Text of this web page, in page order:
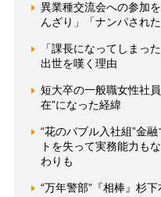
異業種交流会への参加
んざり」「ナンパされた
「課長になってしまっ
出世を嘆く理由
短大卒の一般職女性社
在”になった経緯
“花のバブル入社組”金
トを失って実務能力も
わりも
“万年警部”『相棒』杉